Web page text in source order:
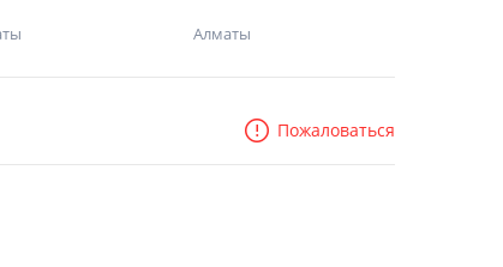
Алматы
Пожаловаться